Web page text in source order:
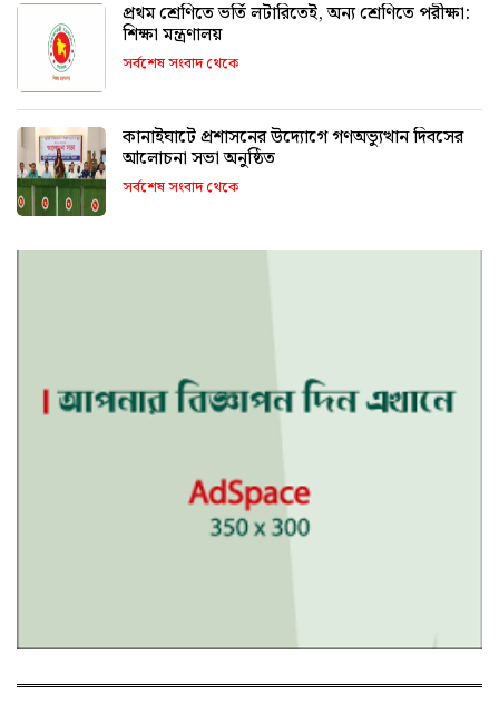
প্রথম শ্রেণিতে ভর্তি লটারিতেই, অন্য শ্রেণিতে পরীক্ষা:
শিক্ষা মন্ত্রণালয়
সর্বশেষ সংবাদ থেকে
কানাইঘাটে প্রশাসনের উদ্যোগে গণঅভ্যুত্থান দিবসের
আলোচনা সভা অনুষ্ঠিত
সর্বশেষ সংবাদ থেকে